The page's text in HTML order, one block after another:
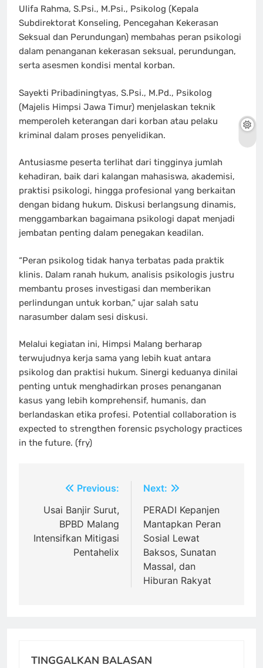
Ulifa Rahma, S.Psi., M.Psi., Psikolog (Kepala
Subdirektorat Konseling, Pencegahan Kekerasan
Seksual dan Perundungan) membahas peran psikologi
dalam penanganan kekerasan seksual, perundungan,
serta asesmen kondisi mental korban.
Sayekti Pribadiningtyas, S.Psi., M.Pd., Psikolog
(Majelis Himpsi Jawa Timur) menjelaskan teknik
memperoleh keterangan dari korban atau pelaku
kriminal dalam proses penyelidikan.
Antusiasme peserta terlihat dari tingginya jumlah
kehadiran, baik dari kalangan mahasiswa, akademisi,
praktisi psikologi, hingga profesional yang berkaitan
dengan bidang hukum. Diskusi berlangsung dinamis,
menggambarkan bagaimana psikologi dapat menjadi
jembatan penting dalam penegakan keadilan.
“Peran psikolog tidak hanya terbatas pada praktik
klinis. Dalam ranah hukum, analisis psikologis justru
membantu proses investigasi dan memberikan
perlindungan untuk korban,” ujar salah satu
narasumber dalam sesi diskusi.
Melalui kegiatan ini, Himpsi Malang berharap
terwujudnya kerja sama yang lebih kuat antara
psikolog dan praktisi hukum. Sinergi keduanya dinilai
penting untuk menghadirkan proses penanganan
kasus yang lebih komprehensif, humanis, dan
berlandaskan etika profesi. Potential collaboration is
expected to strengthen forensic psychology practices
in the future. (fry)
Navigasi
pos
Previous:
Usai Banjir Surut,
BPBD Malang
Intensifkan Mitigasi
Pentahelix
Next:
PERADI Kepanjen
Mantapkan Peran
Sosial Lewat
Baksos, Sunatan
Massal, dan
Hiburan Rakyat
TINGGALKAN BALASAN